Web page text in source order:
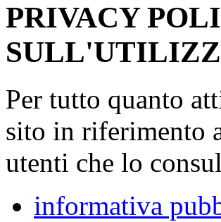
PRIVACY
Per tutto quanto
sito in riferimento
utenti che lo
informativa